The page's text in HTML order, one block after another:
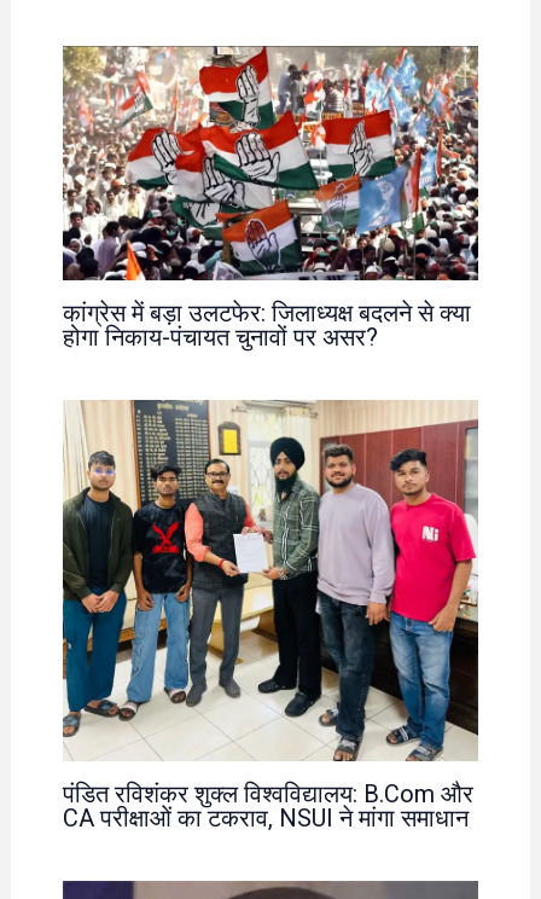
कांग्रेस में बड़ा उलटफेर: जिलाध्यक्ष बदलने से क्या
होगा निकाय-पंचायत चुनावों पर असर?
पंडित रविशंकर शुक्ल विश्वविद्यालय: B.Com और
CA परीक्षाओं का टकराव, NSUI ने मांगा समाधान